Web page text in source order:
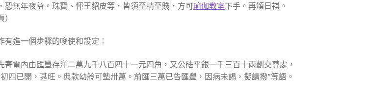
無年夜益。珠寶、惲王貂皮等，皆須至精至賤，方可瑜伽教室下手。再頌日祺。
進一個步驟的唆使和設定：
電內由匯豐存洋二萬九千八百四十一元四角，又公砝平銀一千三百十兩劃交尊處，
四已開，甚旺。典款幼舲可墊卅萬。前匯三萬已告匯豐，因病未謁，擬請撥”等語。